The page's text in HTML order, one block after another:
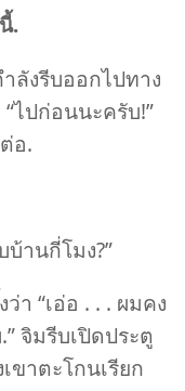
.
ลัง​รีบ​ออก​ไป​ทาง​
ไป​ก่อน​นะ​ครับ!”
อ.
าน​กี่​โมง?”
า “เอ่อ . . . ผม​คง​
จิม​รีบ​เปิด​ประตู​
ขา​ตะโกน​เรียก​